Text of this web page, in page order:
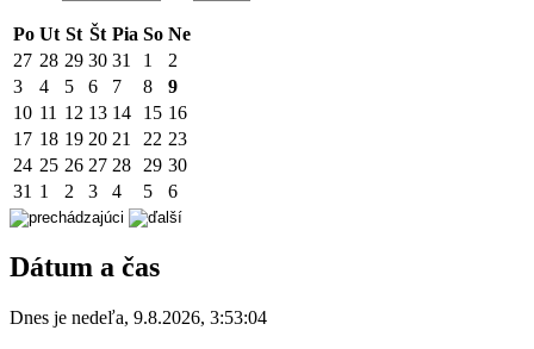
Po Ut St Št Pia So Ne
27 28 29 30 31 1
2
3
4 5 6 7 8
9
10 11 12 13 14 15 16
17 18 19 20 21 22 23
24 25 26 27 28 29 30
31 1 2 3 4 5 6
Dátum a čas
Dnes je nedeľa, 9.8.2026, 3:53:04